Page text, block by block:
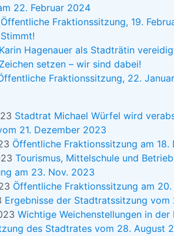
22. Februar 2024
Öffentliche Fraktionssitzung, 19.
Stimmt!
Karin Hagenauer als Stadträtin
Zeichen setzen – wir sind dabei!
Fraktionssitzung, 22.
Stadtrat Michael Würfel wird
21. Dezember 2023
Öffentliche Fraktionssitzung am 18.
Tourismus, Mittelschule und
am 23. Nov. 2023
Öffentliche Fraktionssitzung am
Ergebnisse der Stadtratssitzung
Wichtige Weichenstellungen in
des Stadtrates vom 28. August